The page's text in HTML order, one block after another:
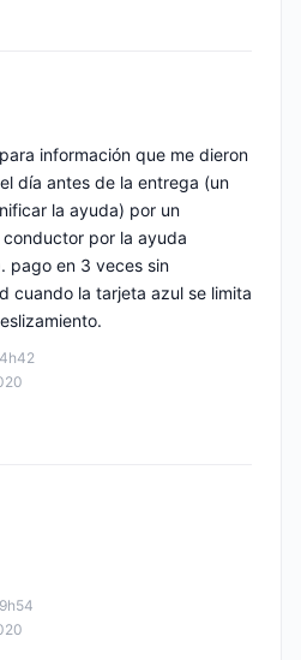
información que me dieron
día antes de la entrega (un
la ayuda) por un
por la ayuda
pago en 3 veces sin
cuando la tarjeta azul se limita